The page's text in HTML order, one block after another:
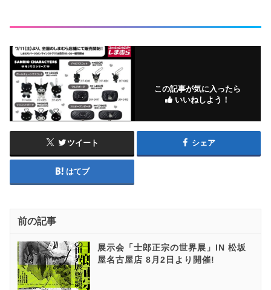
この記事が気に入ったら
いいねしよう！
ツイート シェア
はてブ
前の記事
展示会「士郎正宗の世界展」IN 松坂
屋名古屋店 8月2日より開催!